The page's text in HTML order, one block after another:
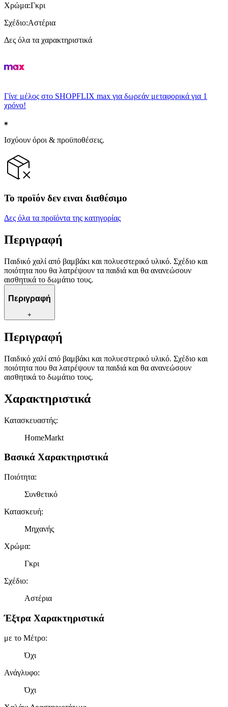
Χρώμα:Γκρι
Σχέδιο:Αστέρια
Δες όλα τα χαρακτηριστικά
Γίνε μέλος στο SHOPFLIX max για δωρεάν μεταφορικά για 1
χρόνο!
Ισχύουν όροι & προϋποθέσεις.
Το προϊόν δεν ειναι διαθέσιμο
Δες όλα τα προϊόντα της κατηγορίας
Περιγραφή
Παιδικό χαλί από βαμβάκι και πολυεστερικό υλικό. Σχέδιο και
ποιότητα που θα λατρέψουν τα παιδιά και θα ανανεώσουν
αισθητικά το δωμάτιο τους.
Περιγραφή
+
Περιγραφή
Παιδικό χαλί από βαμβάκι και πολυεστερικό υλικό. Σχέδιο και
ποιότητα που θα λατρέψουν τα παιδιά και θα ανανεώσουν
αισθητικά το δωμάτιο τους.
Χαρακτηριστικά
Κατασκευαστής:
HomeMarkt
Βασικά Χαρακτηριστικά
Ποιότητα:
Συνθετικό
Κατασκευή:
Μηχανής
Χρώμα:
Γκρι
Σχέδιο:
Αστέρια
Έξτρα Χαρακτηριστικά
με το Μέτρο:
Όχι
Ανάγλυφο:
Όχι